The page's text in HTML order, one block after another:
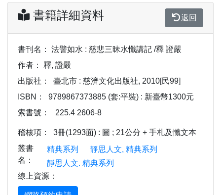
書籍詳細資料 返回
書刊名：
法譬如水 : 慈悲三昧水懺講記 /釋 證嚴
作者：
釋, 證嚴
出版社：
臺北市 : 慈濟文化出版社, 2010[民99]
ISBN：
9789867373885 (套:平裝) : 新臺幣1300元
索書號：
225.4 2606-8
稽核項：
3冊(1293面) : 圖 ; 21公分 + 手札及懺文本
叢書
名：
精典系列
靜思人文, 精典系列
靜思人文. 精典系列
線上資源：